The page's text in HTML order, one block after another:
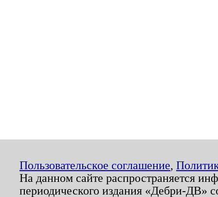
Пользовательское соглашение,
На данном сайте распространяется
периодического издания «Дебри-ДВ»